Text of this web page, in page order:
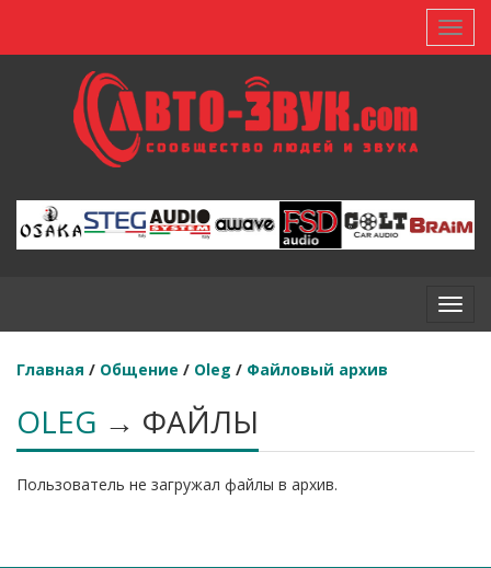
Главная / Общение / Oleg / Файловый архив
OLEG → ФАЙЛЫ
Пользователь не загружал файлы в архив.